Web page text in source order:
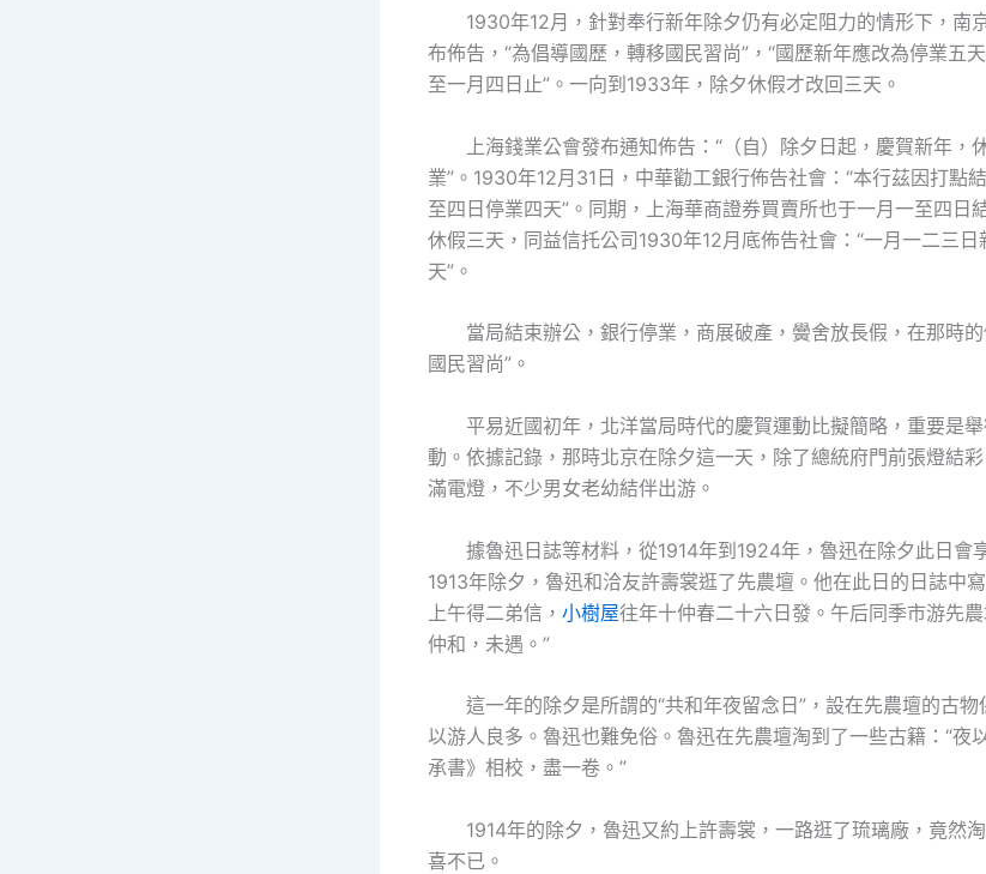
1930年12月，針對奉行新年除夕仍有必定阻力的情形下，南
布佈告，“為倡導國歷，轉移國民習尚”，“國歷新年應改為停業五
至一月四日止”。一向到1933年，除夕休假才改回三天。
上海錢業公會發布通知佈告：“（自）除夕日起，慶賀新年，
業”。1930年12月31日，中華勸工銀行佈告社會：“本行茲因打點
至四日停業四天”。同期，上海華商證券買賣所也于一月一至四日
休假三天，同益信托公司1930年12月底佈告社會：“一月一二三日
天”。
當局結束辦公，銀行停業，商展破產，黌舍放長假，在那時
國民習尚”。
平易近國初年，北洋當局時代的慶賀運動比擬簡略，重要是
動。依據記錄，那時北京在除夕這一天，除了總統府門前張燈結
滿電燈，不少男女老幼結伴出游。
據魯迅日誌等材料，從1914年到1924年，魯迅在除夕此日會
1913年除夕，魯迅和洽友許壽裳逛了先農壇。他在此日的日誌中
上午得二弟信， 小樹屋往年十仲春二十六日發。午后同季市游先
仲和，未遇。”
這一年的除夕是所謂的“共和年夜留念日”，設在先農壇的古
以游人良多。魯迅也難免俗。魯迅在先農壇淘到了一些古籍：“夜
承書》相校，盡一卷。”
1914年的除夕，魯迅又約上許壽裳，一路逛了琉璃廠，竟然
喜不已。